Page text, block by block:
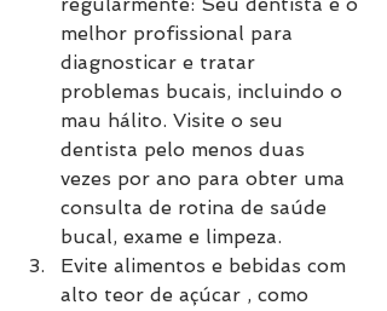
melhor profissional para
diagnosticar e tratar
problemas bucais, incluindo o
mau hálito. Visite o seu
dentista pelo menos duas
vezes por ano para obter uma
consulta de rotina de saúde
bucal, exame e limpeza.
Evite alimentos e bebidas com
alto teor de açúcar , como